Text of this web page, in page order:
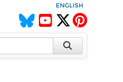
ENGLISH